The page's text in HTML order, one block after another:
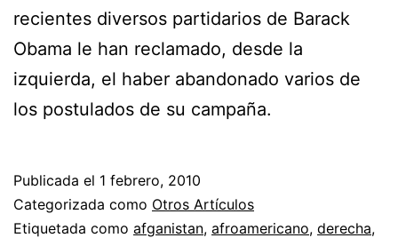
recientes diversos partidarios de Barack
Obama le han reclamado, desde la
izquierda, el haber abandonado varios de
los postulados de su campaña.
Publicada el 1 febrero, 2010
Categorizada como Otros Artículos
Etiquetada como afganistan, afroamericano, derecha,